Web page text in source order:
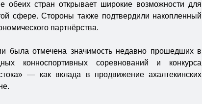
обеих стран открывает широкие возможности для
сфере. Стороны также подтвердили накопленный
партнёрства.
была отмечена значимость недавно прошедших в
конноспортивных соревнований и конкурса
— как вклада в продвижение ахалтекинских